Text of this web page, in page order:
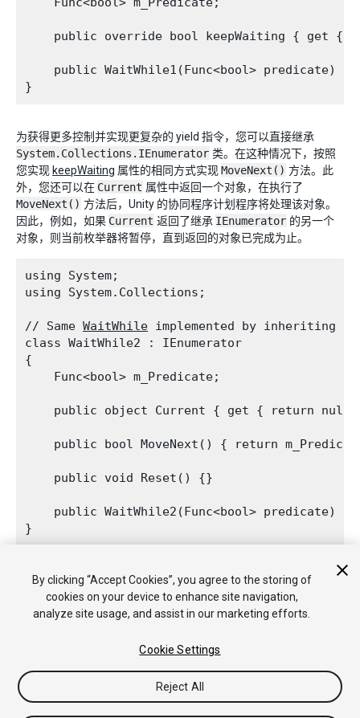
public override bool keepWaiting { get {
public WaitWhile1(Func<bool> predicate) {
为获得更多控制并实现更复杂的 yield 指令，您可以直接继承
System.Collections.IEnumerator 类。在这种情况下，按照
您实现 keepWaiting 属性的相同方式实现MoveNext() 方法。此
外，您还可以在 Current 属性中返回一个对象，在执行了
MoveNext() 方法后，Unity 的协同程序计划程序将处理该对象。
因此，例如，如果 Current 返回了继承 IEnumerator 的另一个
对象，则当前枚举器将暂停，直到返回的对象已完成为止。
using System;
using System.Collections;
// Same WaitWhile implemented by inheriting
class WaitWhile2 : IEnumerator
{
    Func<bool> m_Predicate;
public object Current { get { return
public bool MoveNext() { return
    public void Reset() {}
public WaitWhile2(Func<bool> predicate) {
变量
keepWaiting 指示协同程序是否应保持暂停。
Copyright © 2018 Unity Technologies. Publication 2018.1
By clicking “Accept Cookies”, you agree to the storing of
cookies on your device to enhance site navigation,
analyze site usage, and assist in our marketing efforts.
Cookie Settings
Reject All